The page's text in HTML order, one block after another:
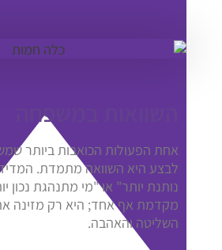
השוואות במשפחה
אחת הפעולות הכואבות ביותר
לבצע היא השוואה מתמדת.
נותנת יותר" או "מי מתנהגת נכון
מקדמת אף אחד; היא רק מזינה
השליטה והאהבה.